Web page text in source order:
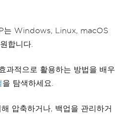
는 Windows, Linux, macOS
합니다.
과적으로 활용하는 방법을 배우
을 탐색하세요.
압축하거나, 백업을 관리하거